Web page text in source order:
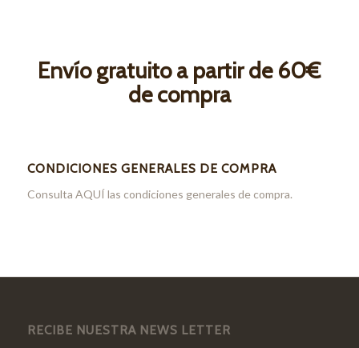
Envío gratuito a partir de 60€
de compra
CONDICIONES GENERALES DE COMPRA
Consulta AQUÍlas condiciones generales de compra.
RECIBE NUESTRA NEWS LETTER